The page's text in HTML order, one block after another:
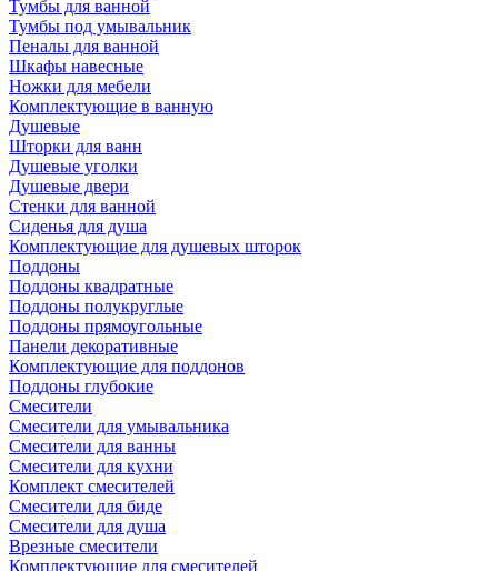
Тумбы для ванной
Тумбы под умывальник
Пеналы для ванной
Шкафы навесные
Ножки для мебели
Комплектующие в ванную
Душевые
Шторки для ванн
Душевые уголки
Душевые двери
Стенки для ванной
Сиденья для душа
Комплектующие для душевых шторок
Поддоны
Поддоны квадратные
Поддоны полукруглые
Поддоны прямоугольные
Панели декоративные
Комплектующие для поддонов
Поддоны глубокие
Смесители
Смесители для умывальника
Смесители для ванны
Смесители для кухни
Комплект смесителей
Смесители для биде
Смесители для душа
Врезные смесители
Комплектующие для смесителей